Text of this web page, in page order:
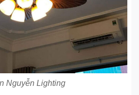
Nguyễn Lighting